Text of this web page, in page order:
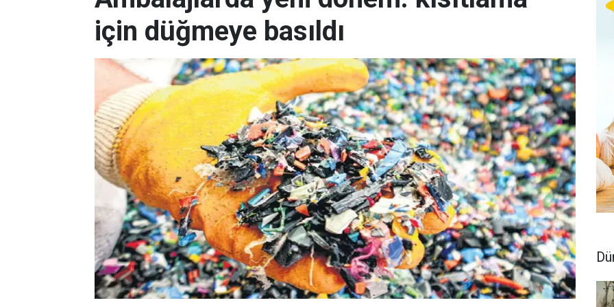
için düğmeye basıldı